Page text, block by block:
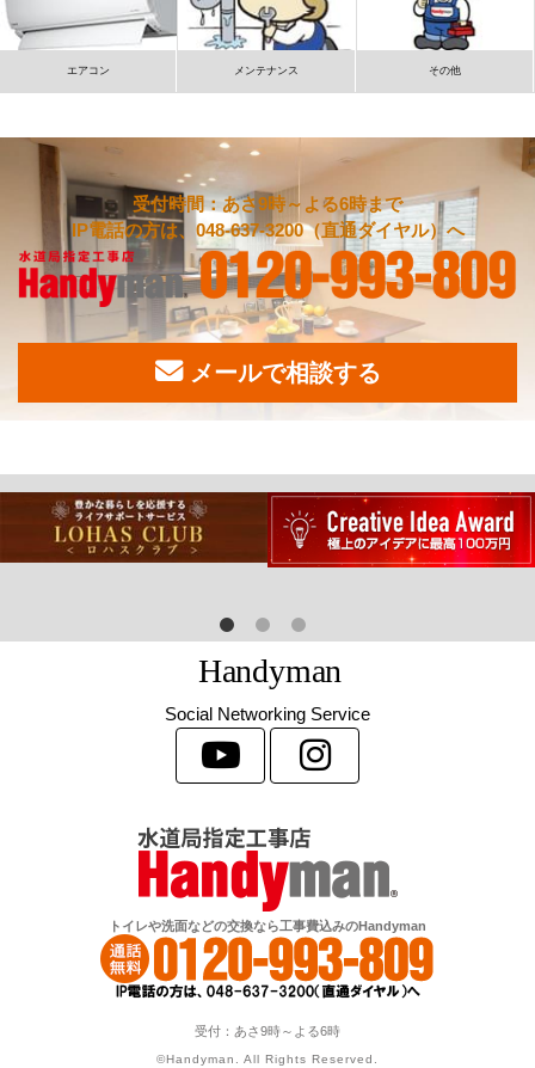
エアコン メンテナンス その他
受付時間：あさ9時～よる6時まで
IP電話の方は、048-637-3200（直通ダイヤル）へ
メールで相談する
Handyman
Social Networking Service
トイレや洗面などの交換なら工事費込みのHandyman
受付：あさ9時～よる6時
©Handyman. All Rights Reserved.